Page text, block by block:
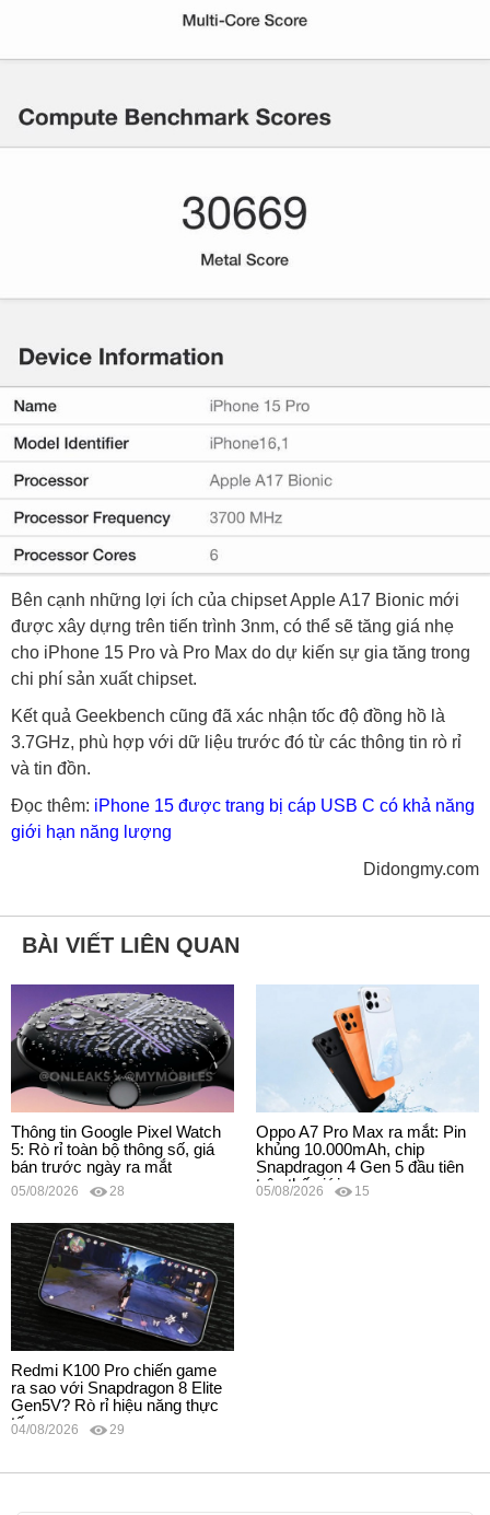
Bên cạnh những lợi ích của chipset Apple A17 Bionic mới
được xây dựng trên tiến trình 3nm, có thể sẽ tăng giá nhẹ
cho iPhone 15 Pro và Pro Max do dự kiến sự gia tăng trong
chi phí sản xuất chipset.
Kết quả Geekbench cũng đã xác nhận tốc độ đồng hồ là
3.7GHz, phù hợp với dữ liệu trước đó từ các thông tin rò rỉ
và tin đồn.
Đọc thêm: iPhone 15 được trang bị cáp USB C có khả năng
giới hạn năng lượng
Didongmy.com
BÀI VIẾT LIÊN QUAN
Thông tin Google Pixel Watch
5: Rò rỉ toàn bộ thông số, giá
bán trước ngày ra mắt
05/08/2026 28
Oppo A7 Pro Max ra mắt: Pin
khủng 10.000mAh, chip
Snapdragon 4 Gen 5 đầu tiên
trên thế giới
05/08/2026 15
Redmi K100 Pro chiến game
ra sao với Snapdragon 8 Elite
Gen5V? Rò rỉ hiệu năng thực
tế
04/08/2026 29